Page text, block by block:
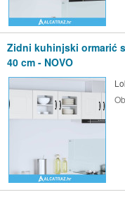
Zidni kuhinjski ormarić
40 cm - NOVO